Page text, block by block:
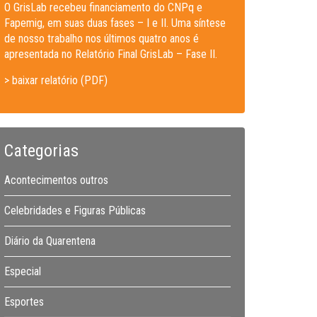
O GrisLab recebeu financiamento do CNPq e
Fapemig, em suas duas fases – I e II. Uma síntese
de nosso trabalho nos últimos quatro anos é
apresentada no Relatório Final GrisLab – Fase II.
> baixar relatório (PDF)
Categorias
Acontecimentos outros
Celebridades e Figuras Públicas
Diário da Quarentena
Especial
Esportes